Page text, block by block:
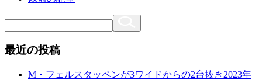
最近の投稿
M・フェルスタッペンが3ワイドからの2台抜き2023年